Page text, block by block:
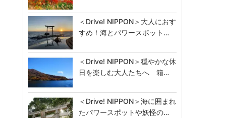
＜Drive! NIPPON＞大人におす
すめ！海とパワースポット…
＜Drive! NIPPON＞穏やかな休
日を楽しむ大人たちへ 箱…
＜Drive! NIPPON＞海に囲まれ
たパワースポットや妖怪の…